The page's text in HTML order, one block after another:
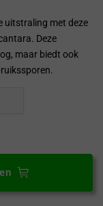
uitstraling met deze
Deze
maar biedt ook